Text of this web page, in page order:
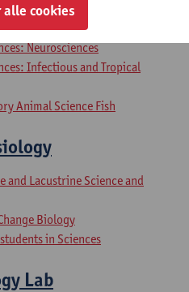
klinisch
Neurosciences
Infectious and Tropical
Animal Science Fish
and Lacustrine Science and
Biology
in Sciences
Lab
alle cookies